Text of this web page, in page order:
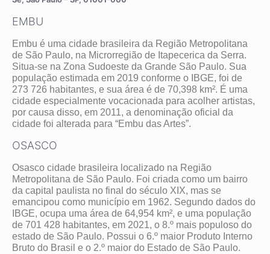
EMBU
Embu é uma cidade brasileira da Região Metropolitana
de São Paulo, na Microrregião de Itapecerica da Serra.
Situa-se na Zona Sudoeste da Grande São Paulo. Sua
população estimada em 2019 conforme o IBGE, foi de
273 726 habitantes, e sua área é de 70,398 km². É uma
cidade especialmente vocacionada para acolher artistas,
por causa disso, em 2011, a denominação oficial da
cidade foi alterada para “Embu das Artes”.
OSASCO
Osasco cidade brasileira localizado na Região
Metropolitana de São Paulo. Foi criada como um bairro
da capital paulista no final do século XIX, mas se
emancipou como município em 1962. Segundo dados do
IBGE, ocupa uma área de 64,954 km², e uma população
de 701 428 habitantes, em 2021, o 8.º mais populoso do
estado de São Paulo. Possui o 6.º maior Produto Interno
Bruto do Brasil e o 2.º maior do Estado de São Paulo.